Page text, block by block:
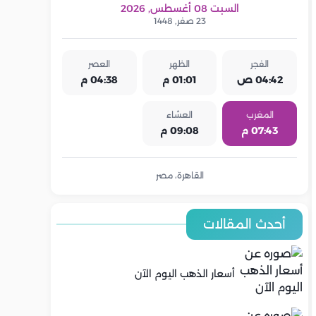
السبت 08 أغسطس, 2026
23 صفر, 1448
الفجر
04:42 ص
الظهر
01:01 م
العصر
04:38 م
المغرب
07:43 م
العشاء
09:08 م
القاهرة، مصر
أحدث المقالات
أسعار الذهب اليوم الآن